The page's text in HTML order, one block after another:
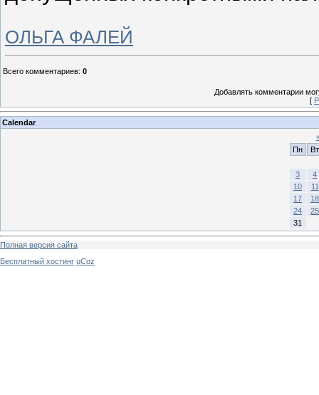
ОЛЬГА ФАЛЕЙ
Всего комментариев: 0
Добавлять комментарии
[
Calendar
Пн
Вт
3
4
10
11
17
18
24
25
31
Полная версия сайта
Бесплатный хостинг uCoz